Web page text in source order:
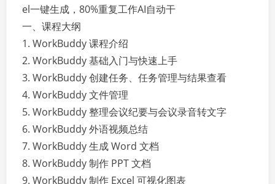
一、课程大纲
1. WorkBuddy 课程介绍
2. WorkBuddy 基础入门与快速上手
3. WorkBuddy 创建任务、任务管理与结果查看
4. WorkBuddy 文件管理
5. WorkBuddy 整理会议纪要与会议录音转文字
6. WorkBuddy 外语视频总结
7. WorkBuddy 生成 Word 文档
8. WorkBuddy 制作 PPT 文档
9. WorkBuddy 制作 Excel 可视化图表